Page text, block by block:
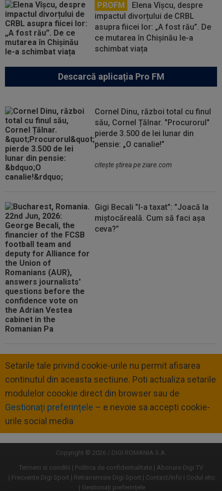
PROFM
Elena Vîșcu, despre
impactul divorțului de CRBL
asupra fiicei lor: „A fost rău”. De
ce mutarea în Chișinău le-a
schimbat viața
Descarcă aplicația Pro FM
Cornel Dinu, război total cu finul
său, Cornel Țălnar. "Procurorul"
pierde 3.500 de lei lunar din
pensie: „O canalie!”
citeşte ştirea pe ziare.com
Gigi Becali ”l-a taxat”: ”Joacă la
miștocăreală. Cum să faci așa
ceva?”
Setarile tale privind cookie-urile nu permit afisarea
continutul din aceasta sectiune. Poti actualiza setarile
modulelor coookie direct din browser sau de
Gestionați preferințele – e nevoie sa accepti cookie-
urile social media
Copyright © 2026 / DIGI ROMANIA S.A.
Termeni si conditii
Politica de confidentialitate
Abonare Digi TV
Frecvente Digi Sport
Retransmisie Digi Sport Contact/Info
Codul etic
Gestionați preferințele